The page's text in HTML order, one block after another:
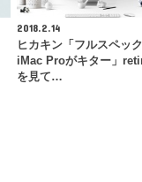
2018.2.14
ヒカキン「フルスペッ
iMac Proがキター」
を見て…